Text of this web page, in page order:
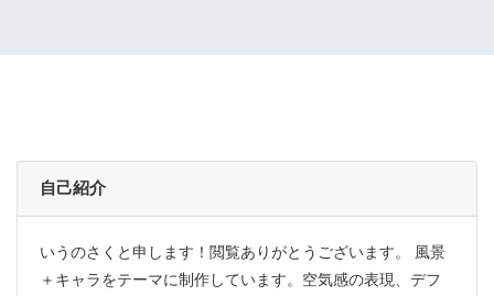
自己紹介
いうのさくと申します！閲覧ありがとうございます。 風景
＋キャラをテーマに制作しています。空気感の表現、デフ